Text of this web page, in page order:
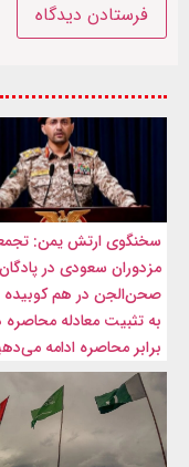
سخنگوی ارتش یمن:
مزدوران سعودی در پادگان
صحن‌الجن در هم
به تثبیت معادله محاصره
برابر محاصره ادامه